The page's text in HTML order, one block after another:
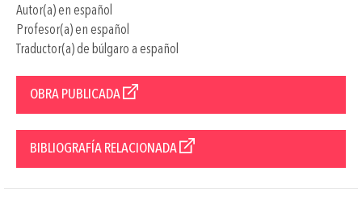
Autor(a) en español
Profesor(a) en español
Traductor(a) de búlgaro a español
OBRA PUBLICADA
BIBLIOGRAFÍA RELACIONADA